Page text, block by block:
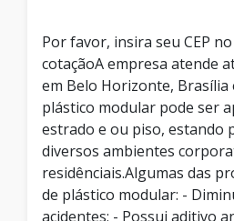
Por favor, insira seu CEP
cotaçãoA empresa atende
em Belo Horizonte, Brasília
plástico modular pode ser
estrado e ou piso, estando
diversos ambientes
residênciais.Algumas das
de plástico modular: -
acidentes; - Possui aditivo